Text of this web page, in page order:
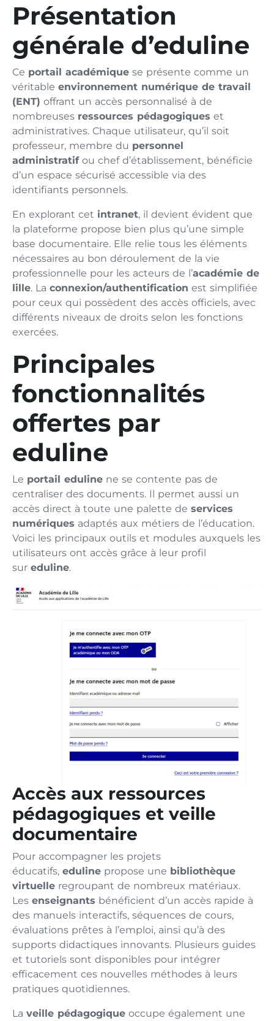
Présentation
générale d’eduline
Ce portail académique se présente comme un
véritable environnement numérique de travail
(ENT) offrant un accès personnalisé à de
nombreuses ressources pédagogiques et
administratives. Chaque utilisateur, qu’il soit
professeur, membre du personnel
administratifou chef d’établissement, bénéficie
d’un espace sécurisé accessible via des
identifiants personnels.
En explorant cet intranet, il devient évident que
la plateforme propose bien plus qu’une simple
base documentaire. Elle relie tous les éléments
nécessaires au bon déroulement de la vie
professionnelle pour les acteurs de l’académie de
lille. La connexion/authentification est simplifiée
pour ceux qui possèdent des accès officiels, avec
différents niveaux de droits selon les fonctions
exercées.
Principales
fonctionnalités
offertes par
eduline
Le portail eduline ne se contente pas de
centraliser des documents. Il permet aussi un
accès direct à toute une palette de services
numériques adaptés aux métiers de l’éducation.
Voici les principaux outils et modules auxquels les
utilisateurs ont accès grâce à leur profil
sur eduline.
Accès aux ressources
pédagogiques et veille
documentaire
Pour accompagner les projets
éducatifs, eduline propose une bibliothèque
virtuelle regroupant de nombreux matériaux.
Les enseignants bénéficient d’un accès rapide à
des manuels interactifs, séquences de cours,
évaluations prêtes à l’emploi, ainsi qu’à des
supports didactiques innovants. Plusieurs guides
et tutoriels sont disponibles pour intégrer
efficacement ces nouvelles méthodes à leurs
pratiques quotidiennes.
La veille pédagogique occupe également une